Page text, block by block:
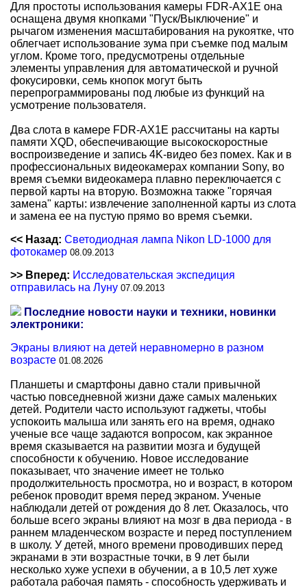
Для простоты использования камеры FDR-AX1E она
оснащена двумя кнопками "Пуск/Выключение" и
рычагом изменения масштабирования на рукоятке, что
облегчает использование зума при съемке под малым
углом. Кроме того, предусмотрены отдельные
элементы управления для автоматической и ручной
фокусировки, семь кнопок могут быть
перепрограммированы под любые из функций на
усмотрение пользователя.
Два слота в камере FDR-AX1E рассчитаны на карты
памяти XQD, обеспечивающие высокоскоростные
воспроизведение и запись 4K-видео без помех. Как и в
профессиональных видеокамерах компании Sony, во
время съемки видеокамера плавно переключается с
первой карты на вторую. Возможна также "горячая
замена" карты: извлечение заполненной карты из слота
и замена ее на пустую прямо во время съемки.
<< Назад: Светодиодная лампа Nikon LD-1000 для
фотокамер 08.09.2013
>> Вперед: Исследовательская экспедиция
отправилась на Луну 07.09.2013
Последние новости науки и техники, новинки
электроники:
Экраны влияют на детей неравномерно в разном
возрасте 01.08.2026
Планшеты и смартфоны давно стали привычной
частью повседневной жизни даже самых маленьких
детей. Родители часто используют гаджеты, чтобы
успокоить малыша или занять его на время, однако
ученые все чаще задаются вопросом, как экранное
время сказывается на развитии мозга и будущей
способности к обучению. Новое исследование
показывает, что значение имеет не только
продолжительность просмотра, но и возраст, в котором
ребенок проводит время перед экраном. Ученые
наблюдали детей от рождения до 8 лет. Оказалось, что
больше всего экраны влияют на мозг в два периода - в
раннем младенческом возрасте и перед поступлением
в школу. У детей, много времени проводивших перед
экранами в эти возрастные точки, в 9 лет были
несколько хуже успехи в обучении, а в 10,5 лет хуже
работала рабочая память - способность удерживать и